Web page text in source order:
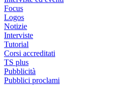
Focus
Logos
Notizie
Interviste
Tutorial
Corsi accreditati
TS plus
Pubblicità
Pubblici proclami